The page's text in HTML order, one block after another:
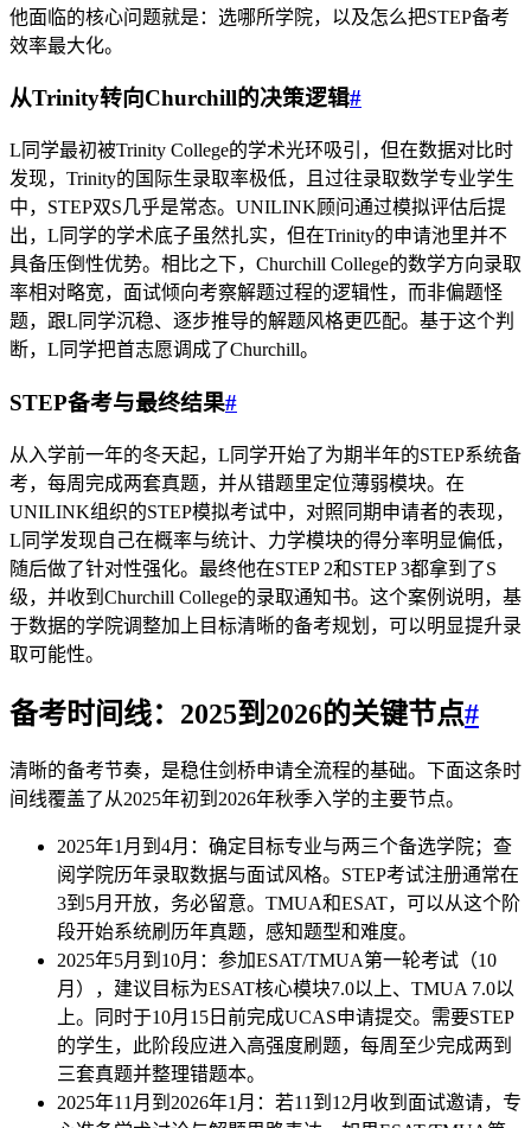
他面临的核心问题就是：选哪所学院，以及怎么把STEP备考
效率最大化。
从Trinity转向Churchill的决策逻辑#
L同学最初被Trinity College的学术光环吸引，但在数据对比时
发现，Trinity的国际生录取率极低，且过往录取数学专业学生
中，STEP双S几乎是常态。UNILINK顾问通过模拟评估后提
出，L同学的学术底子虽然扎实，但在Trinity的申请池里并不
具备压倒性优势。相比之下，Churchill College的数学方向录取
率相对略宽，面试倾向考察解题过程的逻辑性，而非偏题怪
题，跟L同学沉稳、逐步推导的解题风格更匹配。基于这个判
断，L同学把首志愿调成了Churchill。
STEP备考与最终结果#
从入学前一年的冬天起，L同学开始了为期半年的STEP系统备
考，每周完成两套真题，并从错题里定位薄弱模块。在
UNILINK组织的STEP模拟考试中，对照同期申请者的表现，
L同学发现自己在概率与统计、力学模块的得分率明显偏低，
随后做了针对性强化。最终他在STEP 2和STEP 3都拿到了S
级，并收到Churchill College的录取通知书。这个案例说明，基
于数据的学院调整加上目标清晰的备考规划，可以明显提升录
取可能性。
备考时间线：2025到2026的关键节点#
清晰的备考节奏，是稳住剑桥申请全流程的基础。下面这条时
间线覆盖了从2025年初到2026年秋季入学的主要节点。
2025年1月到4月：确定目标专业与两三个备选学院；查
阅学院历年录取数据与面试风格。STEP考试注册通常在
3到5月开放，务必留意。TMUA和ESAT，可以从这个阶
段开始系统刷历年真题，感知题型和难度。
2025年5月到10月：参加ESAT/TMUA第一轮考试（10
月），建议目标为ESAT核心模块7.0以上、TMUA 7.0以
上。同时于10月15日前完成UCAS申请提交。需要STEP
的学生，此阶段应进入高强度刷题，每周至少完成两到
三套真题并整理错题本。
2025年11月到2026年1月：若11到12月收到面试邀请，专